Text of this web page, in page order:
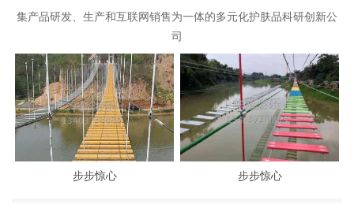
集产品研发、生产和互联网销售为一体的多元化护肤品科研创新公
司
步步惊心 步步惊心